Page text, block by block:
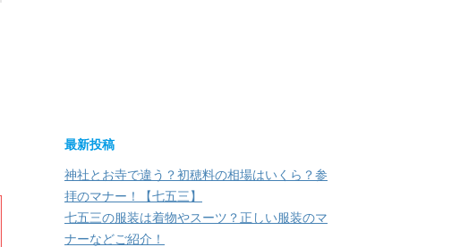
最新投稿
神社とお寺で違う？初穂料の相場はいくら？参
拝のマナー！【七五三】
七五三の服装は着物やスーツ？正しい服装のマ
ナーなどご紹介！